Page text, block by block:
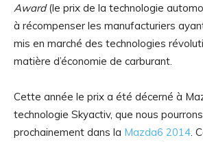
Award(le prix de la technologie
à récompenser les manufacturiers
mis en marché des technologies
matière d’économie de carburant.
Cette année le prix a été décerné à
technologie Skyactiv, que nous
prochainement dans la Mazda6 2014 .